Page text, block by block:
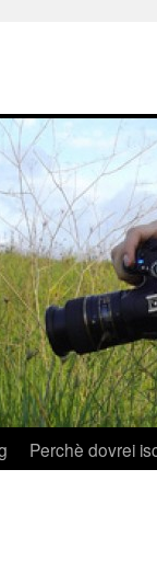
Perchè dovrei